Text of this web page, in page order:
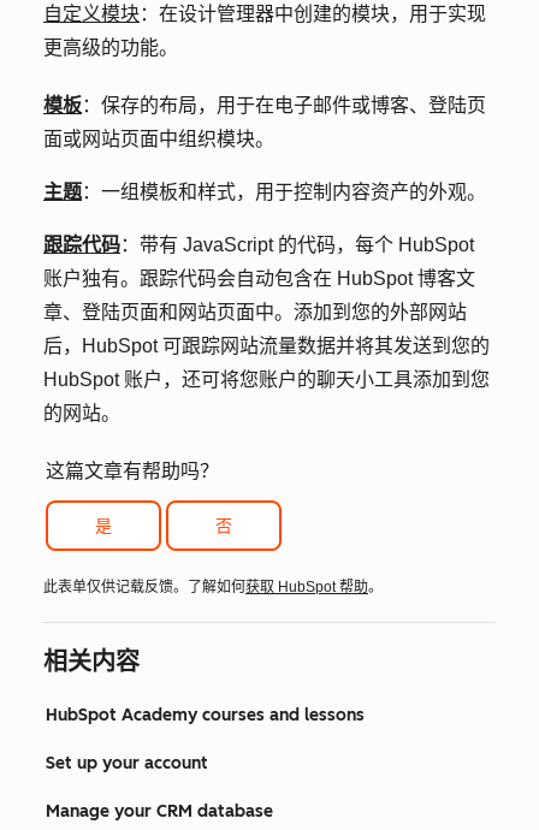
自定义模块： 在设计管理器中创建的模块，用于实现
更高级的功能。
模板：保存的布局，用于在电子邮件或博客、登陆页
面或网站页面中组织模块。
主题：一组模板和样式，用于控制内容资产的外观。
跟踪代码：带有 JavaScript 的代码，每个 HubSpot
账户独有。跟踪代码会自动包含在 HubSpot 博客文
章、登陆页面和网站页面中。添加到您的外部网站
后，HubSpot 可跟踪网站流量数据并将其发送到您的
HubSpot 账户，还可将您账户的聊天小工具添加到您
的网站。
这篇文章有帮助吗？
是 否
此表单仅供记载反馈。了解如何 获取 HubSpot 帮助。
相关内容
HubSpot Academy courses and lessons
Set up your account
Manage your CRM database